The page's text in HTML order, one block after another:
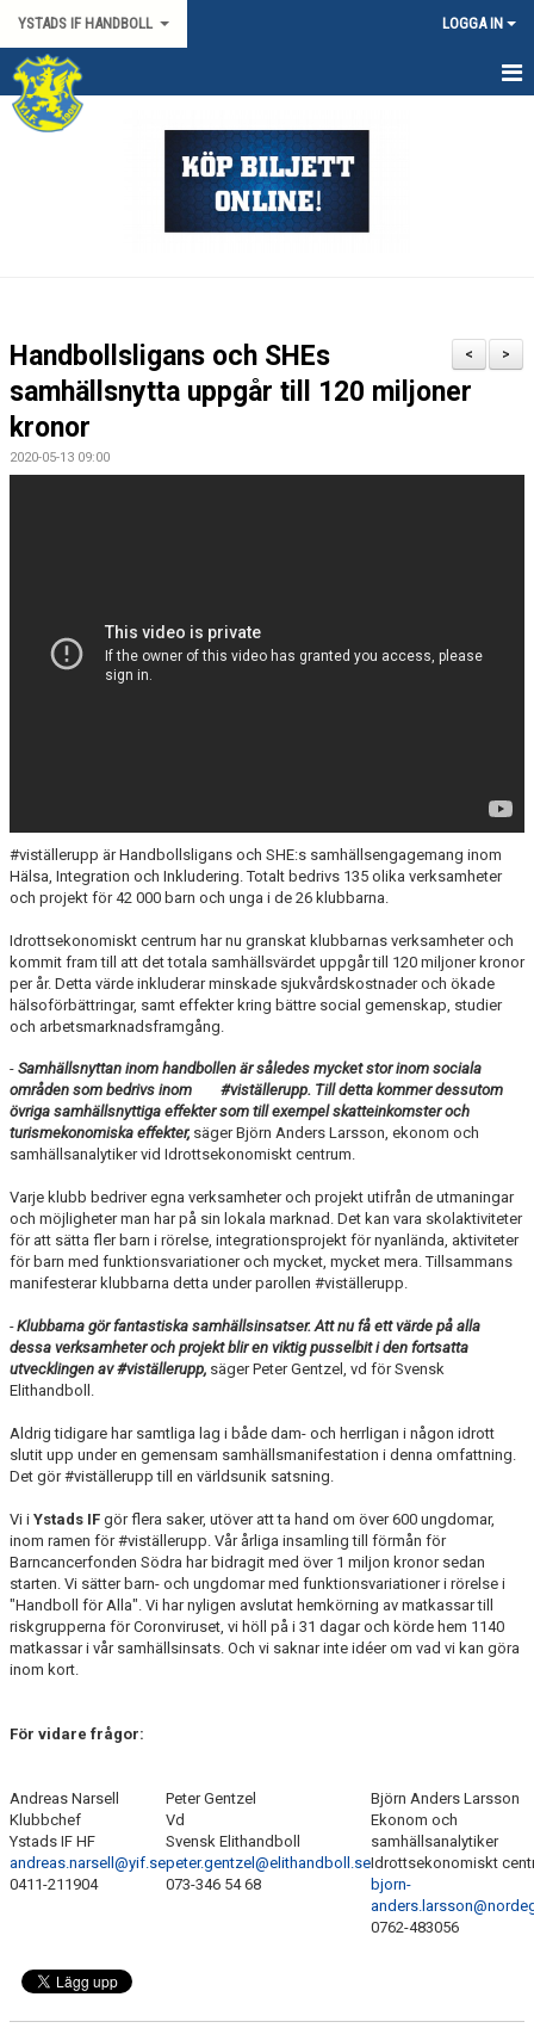
YSTADS IF HANDBOLL LOGGA IN
HEM
MATCHER
HYRA HIMMAPLAN
>
<
Handbollsligans och SHEs
samhällsnytta uppgår till 120 miljoner
kronor
2020-05-13 09:00
#viställerupp är Handbollsligans och SHE:s samhällsengagemang inom
Hälsa, Integration och Inkludering. Totalt bedrivs 135 olika verksamheter
och projekt för 42 000 barn och unga i de 26 klubbarna.
Idrottsekonomiskt centrum har nu granskat klubbarnas verksamheter och
kommit fram till att det totala samhällsvärdet uppgår till 120 miljoner kronor
per år. Detta värde inkluderar minskade sjukvårdskostnader och ökade
hälsoförbättringar, samt effekter kring bättre social gemenskap, studier
och arbetsmarknadsframgång.
- Samhällsnyttan inom handbollen är således mycket stor inom sociala
områden som bedrivs inom #viställerupp. Till detta kommer dessutom
övriga samhällsnyttiga effekter som till exempel skatteinkomster och
turismekonomiska effekter, säger Björn Anders Larsson, ekonom och
samhällsanalytiker vid Idrottsekonomiskt centrum.
Varje klubb bedriver egna verksamheter och projekt utifrån de utmaningar
och möjligheter man har på sin lokala marknad. Det kan vara skolaktiviteter
för att sätta fler barn i rörelse, integrationsprojekt för nyanlända, aktiviteter
för barn med funktionsvariationer och mycket, mycket mera. Tillsammans
manifesterar klubbarna detta under parollen #viställerupp.
-Klubbarna gör fantastiska samhällsinsatser. Att nu få ett värde på alla
dessa verksamheter och projekt blir en viktig pusselbit i den fortsatta
utvecklingen av #viställerupp, säger Peter Gentzel, vd för Svensk
Elithandboll.
Aldrig tidigare har samtliga lag i både dam- och herrligan i någon idrott
slutit upp under en gemensam samhällsmanifestation i denna omfattning.
Det gör #viställerupp till en världsunik satsning.
Vi i Ystads IF gör flera saker, utöver att ta hand om över 600 ungdomar,
inom ramen för #viställerupp. Vår årliga insamling till förmån för
Barncancerfonden Södra har bidragit med över 1 miljon kronor sedan
starten. Vi sätter barn- och ungdomar med funktionsvariationer i rörelse i
"Handboll för Alla". Vi har nyligen avslutat hemkörning av matkassar till
riskgrupperna för Coronviruset, vi höll på i 31 dagar och körde hem 1140
matkassar i vår samhällsinsats. Och vi saknar inte idéer om vad vi kan göra
inom kort.
För vidare frågor:
Andreas Narsell
Klubbchef
Ystads IF HF
andreas.narsell@yif.se
0411-211904
Peter Gentzel
Vd
Svensk Elithandboll
peter.gentzel@elithandboll.se
073-346 54 68
Björn Anders Larsson
Ekonom och
samhällsanalytiker
Idrottsekonomiskt
bjorn-
0762-483056